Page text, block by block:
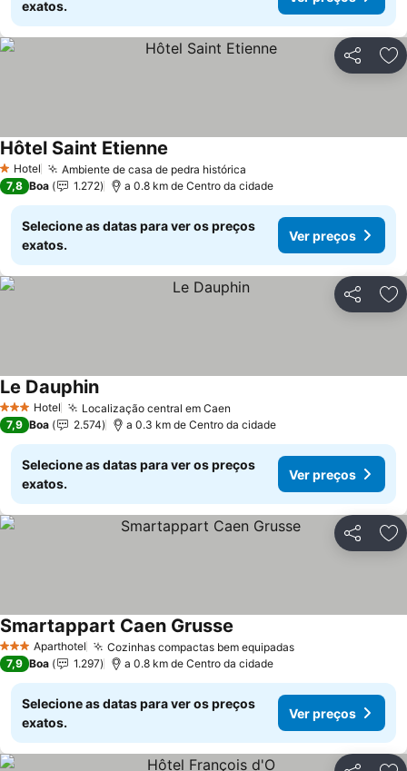
exatos.
Partilhar
1 Estrelas
Hotel Ambiente de casa de pedra histórica
Hôtel Saint Etienne
7,8 Boa 1.272 a 0.8 km de Centro da cidade
Selecione as datas para ver os preços
exatos.
Ver preços
Partilhar
3 EstrelasHotel Localização central em Caen
Le DauphinVer preços
7,9 Boa 2.574 a 0.3 km de Centro da cidade
Selecione as datas para ver os preços
exatos.
Ver preços
Partilhar
3 EstrelasAparthotel Cozinhas compactas bem equipadasVer preços
Smartappart Caen Grusse
7,9 Boa 1.297 a 0.8 km de Centro da cidade
Selecione as datas para ver os preços
exatos.
Ver preços